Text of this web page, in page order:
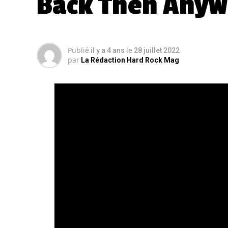
Publié il y a 4 ans le 28 juillet 2022
par La Rédaction Hard Rock Mag